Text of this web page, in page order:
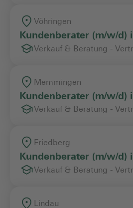
Vöhringen
Kundenberater (m/w/d)
Verkauf & Beratung -
Memmingen
Kundenberater (m/w/d)
Verkauf & Beratung -
Friedberg
Kundenberater (m/w/d)
Verkauf & Beratung -
Lindau